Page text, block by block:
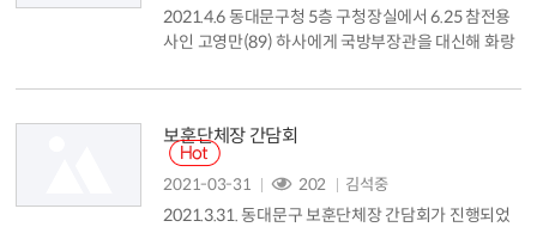
2021.4.6 동대문구청 5층 구청장실에서 6.25 참전용
사인 고영만(89) 하사에게 국방부장관을 대신해 화랑
에 거주하는 고영만 하사는 6.25 전쟁 당시 육군 포병
정받아 1952년11월10일 서훈 대상자로 결정됐으나
전시 혼란한 상황이 이어지면서 수여과정이 누락된 것
으로 조사됐습니다....
보훈단체장 간담회
2021-03-31 202 김석중
2021.3.31. 동대문구 보훈단체장 간담회가 진행되었